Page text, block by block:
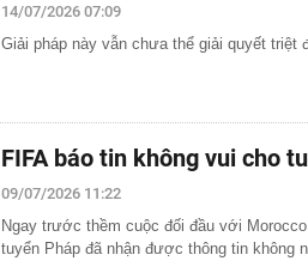
14/07/2026 07:09
Giải pháp này vẫn chưa thể giải quyết triệt
FIFA báo tin không vui cho
09/07/2026 11:22
Ngay trước thềm cuộc đối đầu với
tuyển Pháp đã nhận được thông tin không